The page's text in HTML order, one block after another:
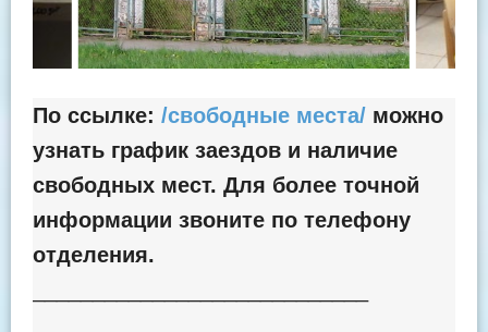
По ссылке: /свободные места/ можно
узнать график заездов и наличие
свободных мест. Для более точной
информации звоните по телефону
отделения.